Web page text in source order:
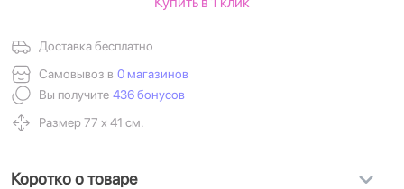
Доставка бесплатно
Самовывоз в 0 магазинов
Вы получите 436 бонусов
Размер 77 х 41 см.
Коротко о товаре